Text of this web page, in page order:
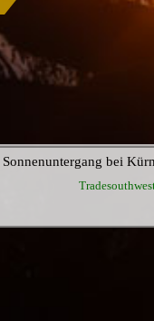
bei